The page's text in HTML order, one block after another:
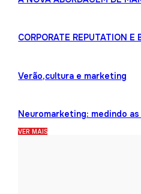
CORPORATE REPUTATION
Verão,cultura e marketing
Neuromarketing: medindo
VER MAIS